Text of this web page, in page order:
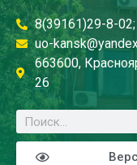
8(39161)29-8-
uo-
663600,
26